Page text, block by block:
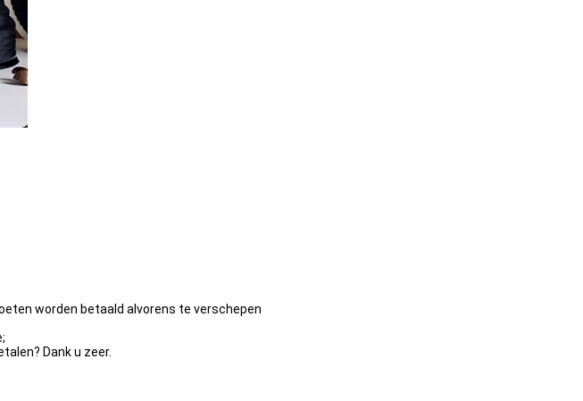
worden betaald alvorens te verschepen
Dank u zeer.